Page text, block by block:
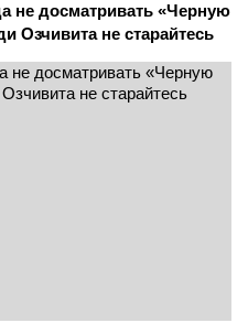
не досматривать «Черную
Озчивита не старайтесь